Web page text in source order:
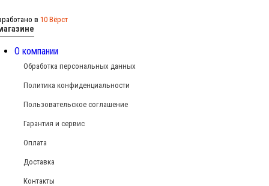
в 10 Вёрст
О компании
Обработка персональных данных
Политика конфиденциальности
Пользовательское соглашение
Гарантия и сервис
Оплата
Доставка
Контакты